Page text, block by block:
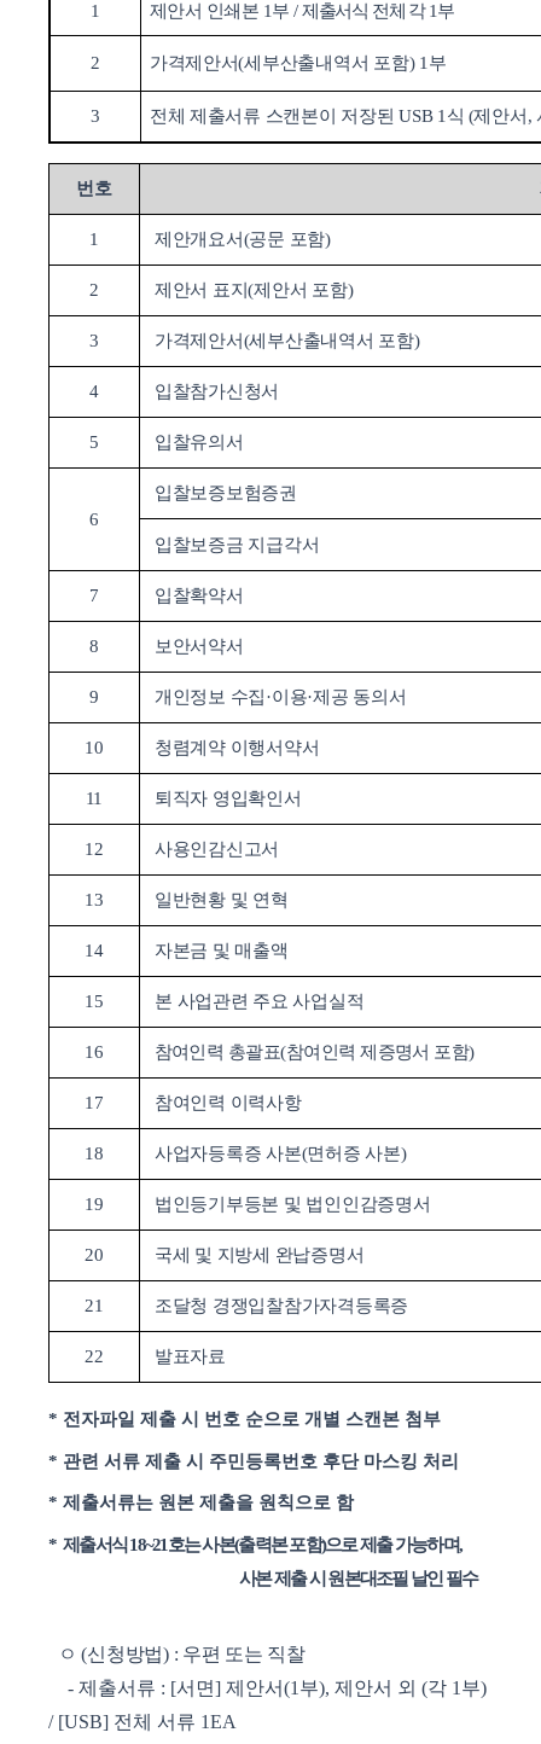
1 제안서 인쇄본 1부 /제출서식 전체 각1부
2 가격제안서(세부산출내역서 포함) 1 부
3 전체 제출서류 스캔본이 저장된USB 1 식 (제안서,
번호
1 제안개요서(공문 포함)
2 제안서 표지(제안서 포함)
3 가격제안서(세부산출내역서 포함)
4 입찰참가신청서
5 입찰유의서
6
입찰보증보험증권
입찰보증금 지급각서
7 입찰확약서
8 보안서약서
9 개인정보 수집·이용·제공 동의서
10 청렴계약 이행서약서
11 퇴직자 영입확인서
12 사용인감신고서
13 일반현황 및 연혁
14 자본금 및 매출액
15 본 사업관련 주요 사업실적
16 참여인력 총괄표(참여인력 제증명서 포함)
17 참여인력 이력사항
18 사업자등록증사본(면허증 사본)
19 법인등기부등본 및 법인인감증명서
20 국세 및 지방세 완납증명서
21 조달청 경쟁입찰참가자격등록증
22 발표자료
* 전자파일 제출 시 번호 순으로 개별 스캔본 첨부
* 관련 서류 제출 시 주민등록번호 후단 마스킹 처리
* 제출서류는 원본 제출을 원칙으로 함
* 제출서식18~21호는 사본(출력본 포함)으로 제출 가능하며,
사본 제출 시 원본대조필 날인 필수
ㅇ (신청방법) : 우편 또는 직찰
- 제출서류 : [서면] 제안서(1 부), 제안서 외 (각 1 부)
/ [USB] 전체 서류 1EA